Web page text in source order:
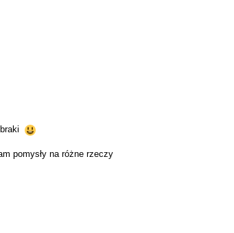
pomysły na różne rzeczy